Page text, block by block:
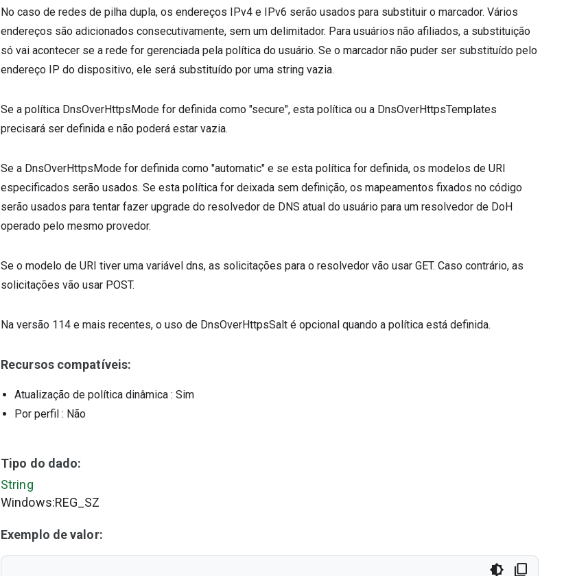
No caso de redes de pilha dupla, os endereços IPv4 e IPv6 serão usados para substituir o marcador. Vários
endereços são adicionados consecutivamente, sem um delimitador. Para usuários não afiliados, a substituição
só vai acontecer se a rede for gerenciada pela política do usuário. Se o marcador não puder ser substituído pelo
endereço IP do dispositivo, ele será substituído por uma string vazia.
Se a política DnsOverHttpsMode for definida como "secure", esta política ou a DnsOverHttpsTemplates
precisará ser definida e não poderá estar vazia.
Se a DnsOverHttpsMode for definida como "automatic" e se esta política for definida, os modelos de URI
especificados serão usados. Se esta política for deixada sem definição, os mapeamentos fixados no código
serão usados para tentar fazer upgrade do resolvedor de DNS atual do usuário para um resolvedor de DoH
operado pelo mesmo provedor.
Se o modelo de URI tiver uma variável dns, as solicitações para o resolvedor vão usar GET. Caso contrário, as
solicitações vão usar POST.
Na versão 114 e mais recentes, o uso de DnsOverHttpsSalt é opcional quando a política está definida.
Recursos compatíveis:
Atualização de política dinâmica : Sim
Por perfil : Não
Tipo do dado:
String
Windows:REG_SZ
Exemplo de valor: